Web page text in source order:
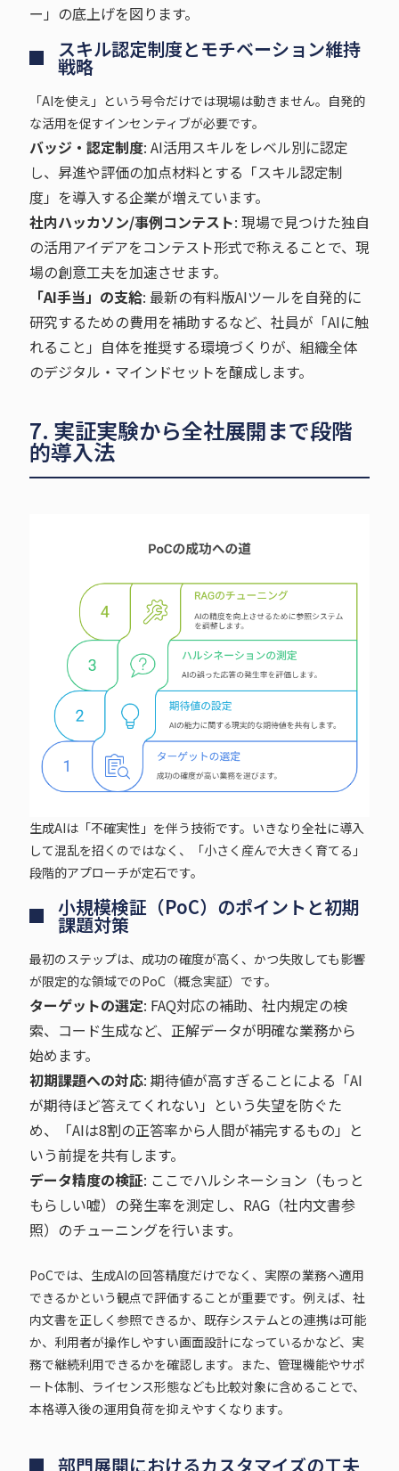
ー」の底上げを図ります。
スキル認定制度とモチベーション維持
戦略
「AIを使え」という号令だけでは現場は動きません。自発的
な活用を促すインセンティブが必要です。
バッジ・認定制度: AI活用スキルをレベル別に認定
し、昇進や評価の加点材料とする「スキル認定制
度」を導入する企業が増えています。
社内ハッカソン/事例コンテスト: 現場で見つけた独自
の活用アイデアをコンテスト形式で称えることで、現
場の創意工夫を加速させます。
「AI手当」の支給: 最新の有料版AIツールを自発的に
研究するための費用を補助するなど、社員が「AIに触
れること」自体を推奨する環境づくりが、組織全体
のデジタル・マインドセットを醸成します。
7. 実証実験から全社展開まで段階
的導入法
生成AIは「不確実性」を伴う技術です。いきなり全社に導入
して混乱を招くのではなく、「小さく産んで大きく育てる」
段階的アプローチが定石です。
小規模検証（PoC）のポイントと初期
課題対策
最初のステップは、成功の確度が高く、かつ失敗しても影響
が限定的な領域でのPoC（概念実証）です。
ターゲットの選定: FAQ対応の補助、社内規定の検
索、コード生成など、正解データが明確な業務から
始めます。
初期課題への対応: 期待値が高すぎることによる「AI
が期待ほど答えてくれない」という失望を防ぐた
め、「AIは8割の正答率から人間が補完するもの」と
いう前提を共有します。
データ精度の検証: ここでハルシネーション（もっと
もらしい嘘）の発生率を測定し、RAG（社内文書参
照）のチューニングを行います。
PoCでは、生成AIの回答精度だけでなく、実際の業務へ適用
できるかという観点で評価することが重要です。例えば、社
内文書を正しく参照できるか、既存システムとの連携は可能
か、利用者が操作しやすい画面設計になっているかなど、実
務で継続利用できるかを確認します。また、管理機能やサポ
ート体制、ライセンス形態なども比較対象に含めることで、
本格導入後の運用負荷を抑えやすくなります。
部門展開におけるカスタマイズの工夫